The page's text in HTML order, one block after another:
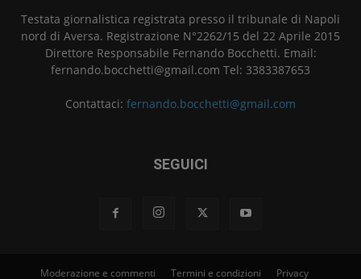
Testata giornalistica registrata presso il tribunale di Napoli
nord di Aversa. Registrazione N°2262/15 del 22 Aprile 2015
Direttore Responsabile Fernando Bocchetti. Email:
fernando.bocchetti@gmail.com Tel: 3383387653
Contattaci: fernando.bocchetti@gmail.com
SEGUICI
Moderazione e commenti Termini e condizioni Privacy